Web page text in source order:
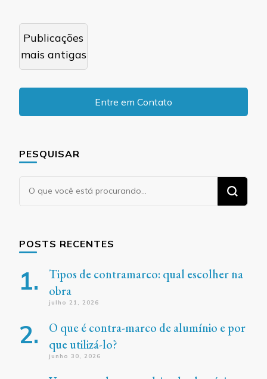
Navegação
por
posts
Publicações
mais antigas
Entre em Contato
PESQUISAR
Procurando
algo?
POSTS RECENTES
Tipos de contramarco: qual escolher na
obra
julho 21, 2026
O que é contra-marco de alumínio e por
que utilizá-lo?
junho 30, 2026